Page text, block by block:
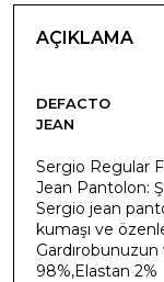
AÇIKLAMA
DEFACTO
JEAN
Sergio Regular
Jean Pantolon:
Sergio jean
kumaşı ve
98%,Elastan 2%